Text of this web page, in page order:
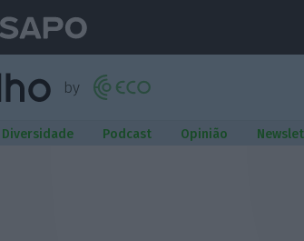
Diversidade Podcast Opinião